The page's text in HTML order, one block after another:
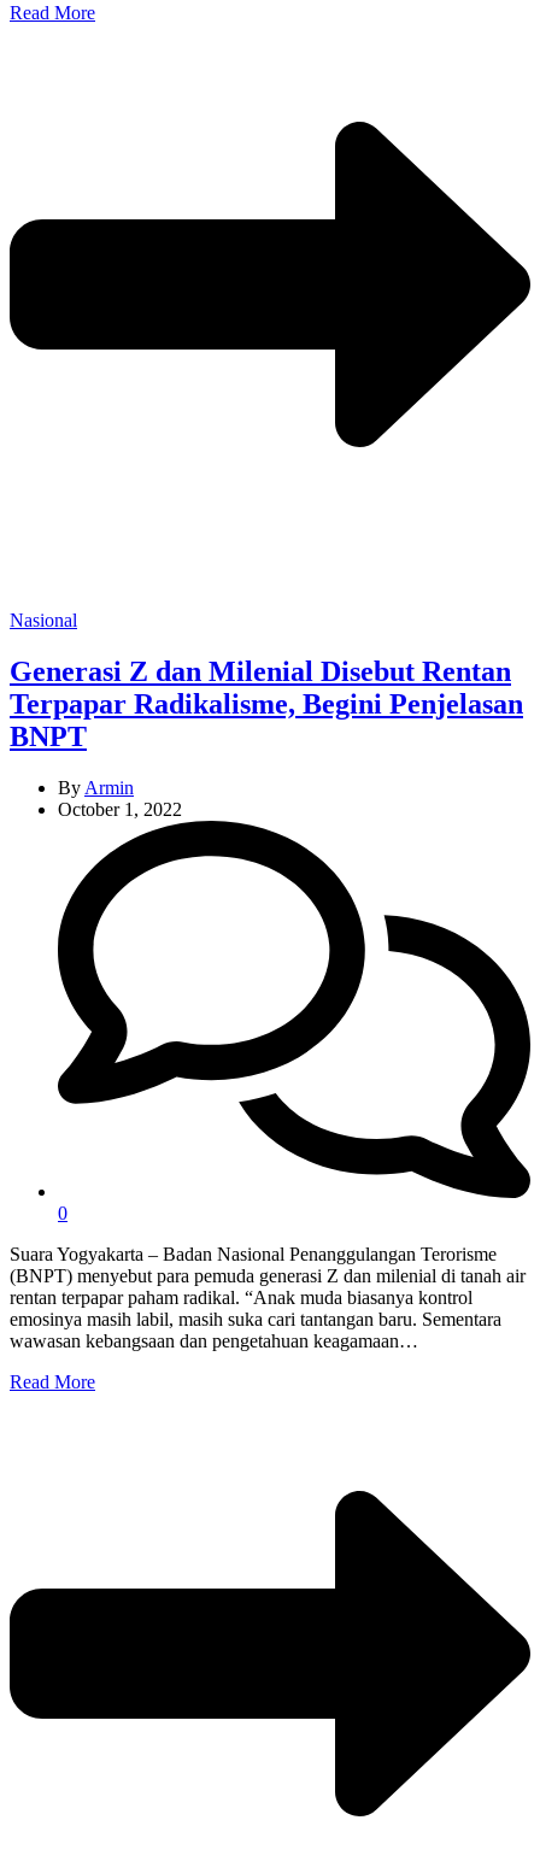
Read More
Categories
Nasional
Generasi Z dan Milenial Disebut Rentan
Terpapar Radikalisme, Begini Penjelasan
BNPT
By Armin
October 1, 2022
0
Suara Yogyakarta – Badan Nasional Penanggulangan Terorisme
(BNPT) menyebut para pemuda generasi Z dan milenial di tanah air
rentan terpapar paham radikal. “Anak muda biasanya kontrol
emosinya masih labil, masih suka cari tantangan baru. Sementara
wawasan kebangsaan dan pengetahuan keagamaan…
Read More